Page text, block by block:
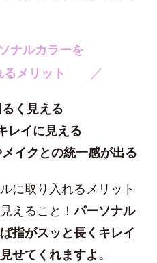
ナルカラーを
メリット ／
く見える
レイに見える
イクとの統一感が出る
に取り入れるメリット
えること！パーソナル
指がスッと長くキレイ
せてくれますよ。